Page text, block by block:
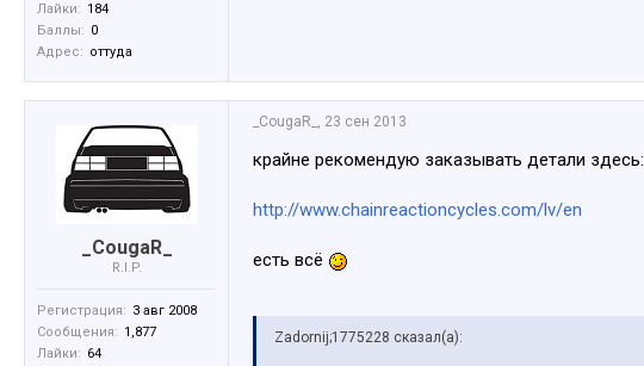
Лайки: 184
Баллы: 0
Адрес: оттуда
_CougaR_
R.I.P.
Регистрация: 3 авг 2008
Сообщения: 1,877
Лайки: 64
_CougaR_ , 23 сен 2013
крайне рекомендую заказывать детали здесь:
http://www.chainreactioncycles.com/lv/en
есть всё
Zadornij;1775228 сказал(а):